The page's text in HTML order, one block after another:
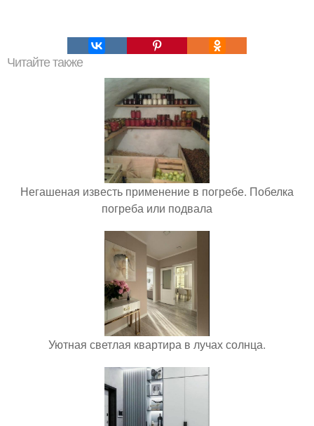
Читайте также
Негашеная известь применение в погребе. Побелка
погреба или подвала
Уютная светлая квартира в лучах солнца.